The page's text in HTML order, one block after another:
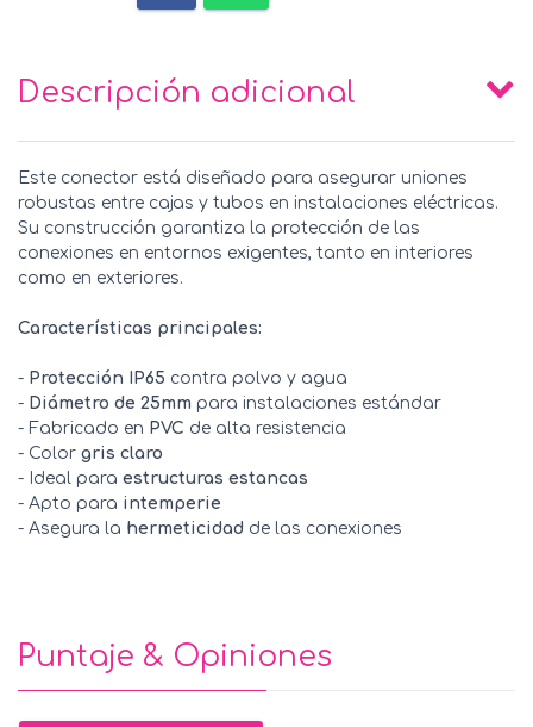
Descripción adicional
Este conector está diseñado para asegurar uniones
robustas entre cajas y tubos en instalaciones eléctricas.
Su construcción garantiza la protección de las
conexiones en entornos exigentes, tanto en interiores
como en exteriores.
Características principales:
- Protección IP65 contra polvo y agua
- Diámetro de 25mm para instalaciones estándar
- Fabricado en PVC de alta resistencia
- Color gris claro
- Ideal para estructuras estancas
- Apto para intemperie
- Asegura la hermeticidad de las conexiones
Puntaje & Opiniones